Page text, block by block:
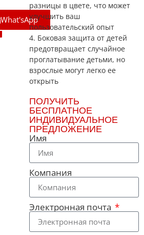
What'sApp
разницы в цвете, что может
улучшить ваш
пользовательский опыт
4. Боковая защита от детей
предотвращает случайное
проглатывание детьми, но
взрослые могут легко ее
открыть
ПОЛУЧИТЬ
БЕСПЛАТНОЕ
ИНДИВИДУАЛЬНОЕ
ПРЕДЛОЖЕНИЕ
Имя
Компания
Электронная почта